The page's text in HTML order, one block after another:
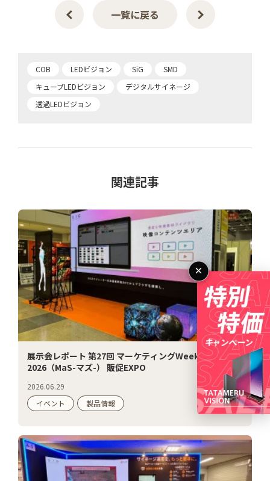
一覧に戻る
COB LEDビジョン SiG
SMD
キューブLEDビジョン
デジタルサイネージ
透過LEDビジョン
関連記事
展示会レポート 第27回 マーケティングWeek 夏
2026（MaS-マズ-） 販促EXPO
2026.06.29
イベント
製品情報
×